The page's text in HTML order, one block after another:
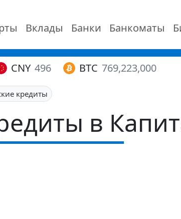
Вклады Банки Банкоматы
CNY 496 BTC 769,223,000
кредиты
в